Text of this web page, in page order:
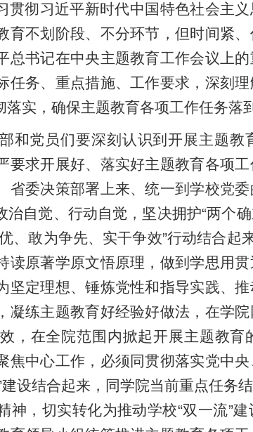
贯彻习近平新时代中国特色社会主
育不划阶段、不分环节，但时间紧
总书记在中央主题教育工作会议上
任务、重点措施、工作要求，深刻
实，确保主题教育各项工作任务落
和党员们要深刻认识到开展主题教
要求开展好、落实好主题教育各项
省委决策部署上来、统一到学校党
自觉、行动自觉，坚决拥护“两个
、敢为争先、实干争效”行动结合起
读原著学原文悟原理，做到学思用
坚定理想、锤炼党性和指导实践、
凝练主题教育好经验好做法，在学
，在全院范围内掀起开展主题教育
焦中心工作，必须同贯彻落实党中
设结合起来，同学院当前重点任务
神，切实转化为推动学校“双一流”